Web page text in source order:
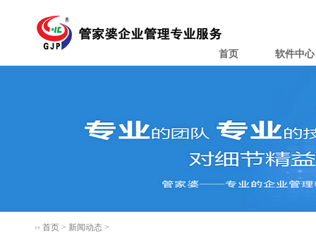
首页 软件中心
首页 > 新闻动态 >